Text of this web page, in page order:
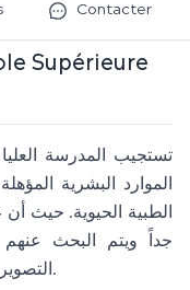
Contacter
Supérieure
تستجيب المدرسة
الموارد البشرية
الطبية الحيوية. حيث أن
جداً ويتم البحث
التصوير الطبي، وموردي المعدات الطبية الحيوية.